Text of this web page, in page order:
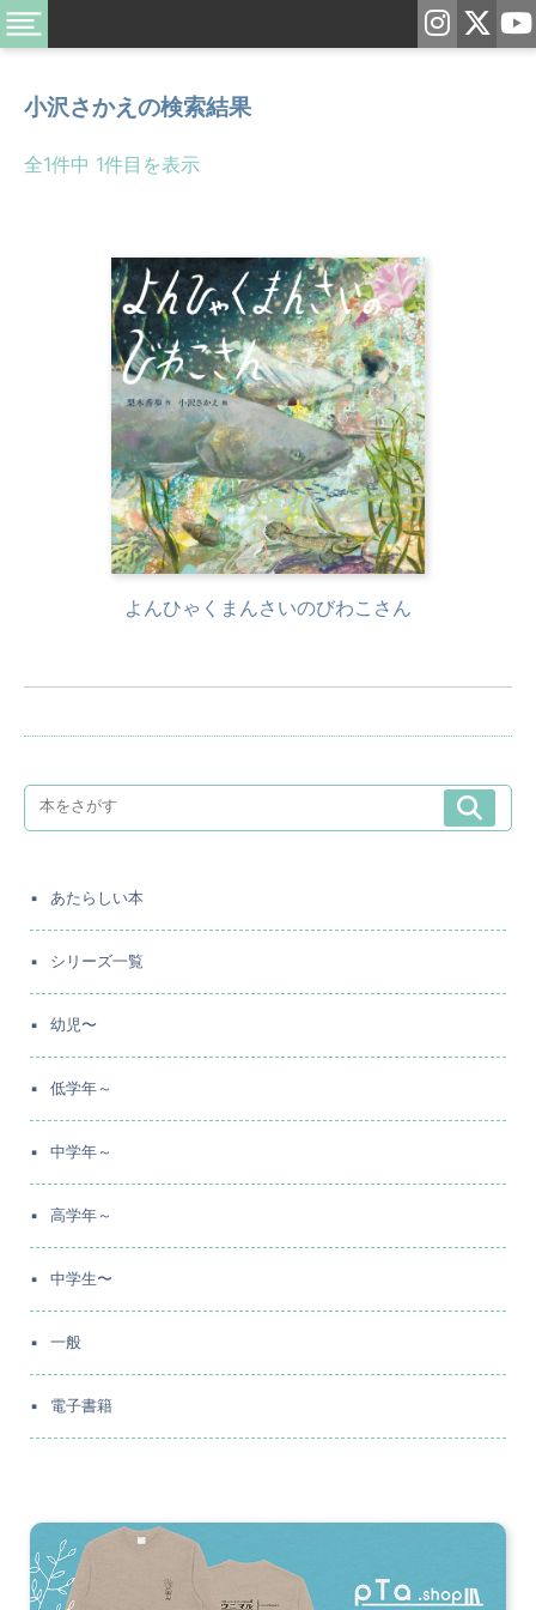
小沢さかえ の検索結果
全1件中 1件目を表示
よんひゃくまんさいのびわこさん
あたらしい本
シリーズ一覧
幼児〜
低学年～
中学年～
高学年～
中学生〜
一般
電子書籍